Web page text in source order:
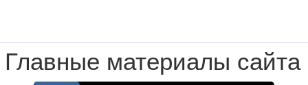
Главные материалы сайта